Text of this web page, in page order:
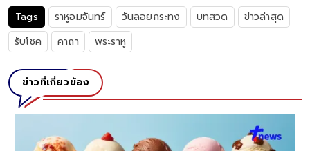
Tags ราหูอมจันทร์ วันลอยกระทง บทสวด
ข่าวล่าสุด
รับโชค
คาถา พระราหู
ข่าวที่เกี่ยวข้อง